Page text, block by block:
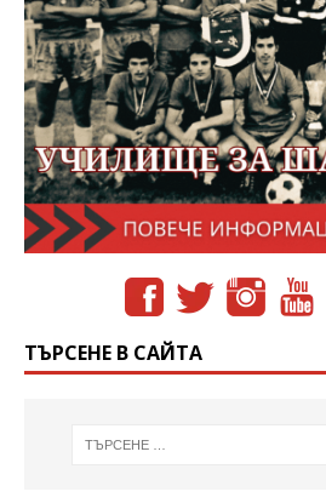
ТЪРСЕНЕ В САЙТА